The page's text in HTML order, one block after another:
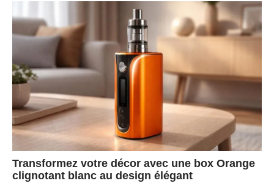
Transformez votre décor avec une box Orange
clignotant blanc au design élégant